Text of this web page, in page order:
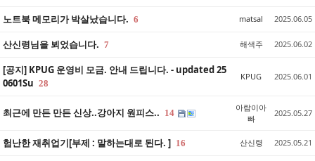
노트북 메모리가 박살났습니다. 6 matsal 2025.06.05
산신령님을 뵈었습니다. 7 해색주 2025.06.02
[공지] KPUG 운영비 모금. 안내 드립니다. - updated 25
0601Su 28
KPUG 2025.06.01
최근에 만든 만든 신상..강아지 원피스.. 14
아람이아
빠
2025.05.27
험난한 재취업기[부제 : 말하는대로 된다. ] 16 산신령 2025.05.21